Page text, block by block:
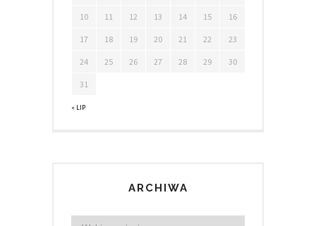
« LIP
10 11 12 13 14 15 16
17 18 19 20 21 22 23
24 25 26 27 28 29 30
31
ARCHIWA